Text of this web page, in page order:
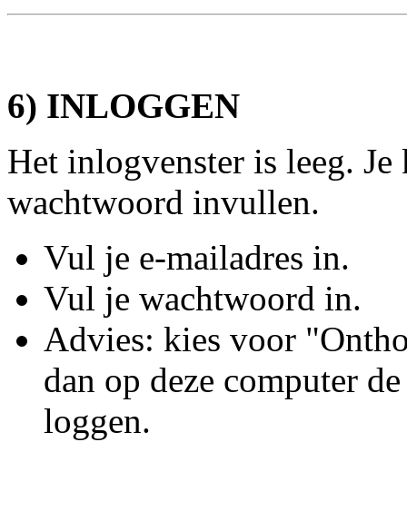
6) INLOGGEN
Het inlogvenster is leeg.
wachtwoord invullen.
Vul je e-mailadres in.
Vul je wachtwoord in.
Advies: kies voor
dan op deze computer
loggen.